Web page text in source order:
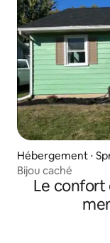
Hébergement ⋅
Bijou caché
Le confort